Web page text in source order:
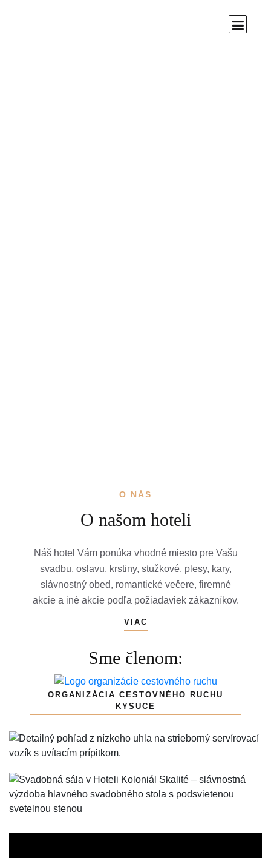
O NÁS
O našom hoteli
Náš hotel Vám ponúka vhodné miesto pre Vašu
svadbu, oslavu, krstiny, stužkové, plesy, kary,
slávnostný obed, romantické večere, firemné
akcie a iné akcie podľa požiadaviek zákazníkov.
VIAC
Sme členom:
ORGANIZÁCIA CESTOVNÉHO RUCHU
KYSUCE